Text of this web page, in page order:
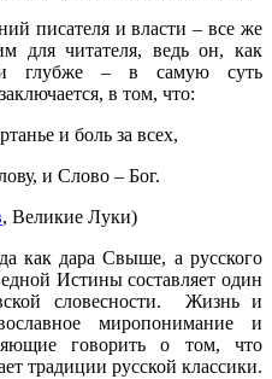
писателя и власти – все же
для читателя, ведь он, как
и глубже – в самую суть
в том, что:
и боль за всех,
и Слово – Бог.
, Великие Луки)
как дара Свыше, а русского
Истины составляет один
словесности. Жизнь и
миропонимание и
говорить о том, что
традиции русской классики.